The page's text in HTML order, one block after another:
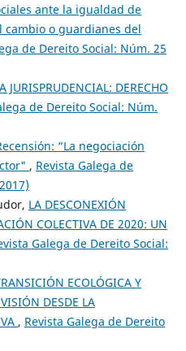
ante la igualdad de
cambio o guardianes del
de Dereito Social: Núm. 25
JURISPRUDENCIAL: DERECHO
de Dereito Social: Núm.
“La negociación
, Revista Galega de
LA DESCONEXIÓN
COLECTIVA DE 2020: UN
Galega de Dereito Social:
ECOLÓGICA Y
DESDE LA
, Revista Galega de Dereito